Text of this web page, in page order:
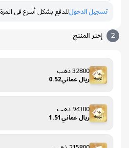
تسجيل الدخولللدفع بشكل أسرع في المرة القادمة
إختر المنتج
32800 ذهب
ريال عماني0.52
94300 ذهب
ريال عماني1.51